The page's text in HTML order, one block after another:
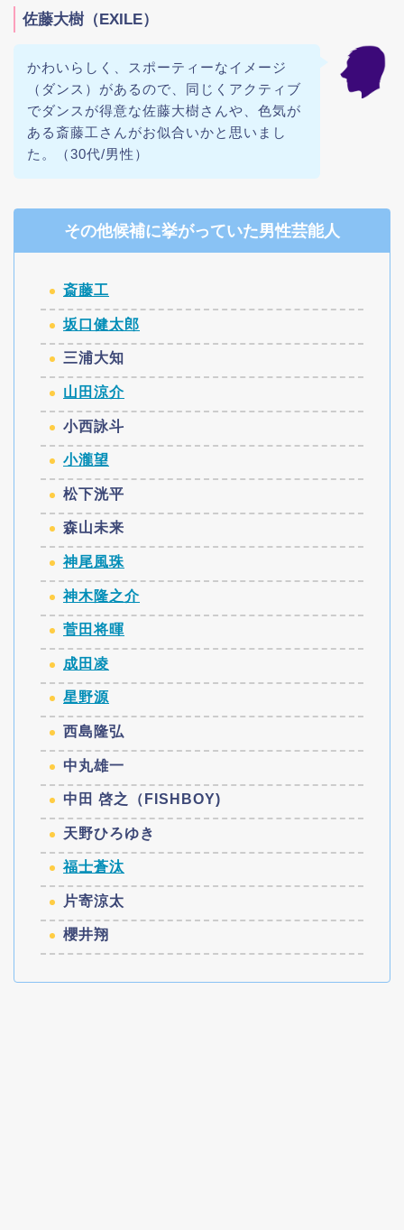
佐藤大樹（EXILE）
かわいらしく、スポーティーなイメージ
（ダンス）があるので、同じくアクティブ
でダンスが得意な佐藤大樹さんや、色気が
ある斎藤工さんがお似合いかと思いまし
た。（30代/男性）
その他候補に挙がっていた男性芸能人
斎藤工
坂口健太郎
三浦大知
山田涼介
小西詠斗
小瀧望
松下洸平
森山未来
神尾風珠
神木隆之介
菅田将暉
成田凌
星野源
西島隆弘
中丸雄一
中田 啓之（FISHBOY)
天野ひろゆき
福士蒼汰
片寄涼太
櫻井翔